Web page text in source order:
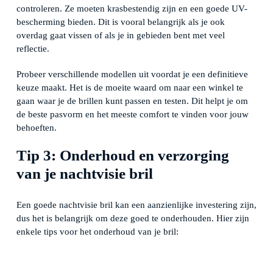
controleren. Ze moeten krasbestendig zijn en een goede UV-
bescherming bieden. Dit is vooral belangrijk als je ook
overdag gaat vissen of als je in gebieden bent met veel
reflectie.
Probeer verschillende modellen uit voordat je een definitieve
keuze maakt. Het is de moeite waard om naar een winkel te
gaan waar je de brillen kunt passen en testen. Dit helpt je om
de beste pasvorm en het meeste comfort te vinden voor jouw
behoeften.
Tip 3: Onderhoud en verzorging
van je nachtvisie bril
Een goede nachtvisie bril kan een aanzienlijke investering zijn,
dus het is belangrijk om deze goed te onderhouden. Hier zijn
enkele tips voor het onderhoud van je bril: